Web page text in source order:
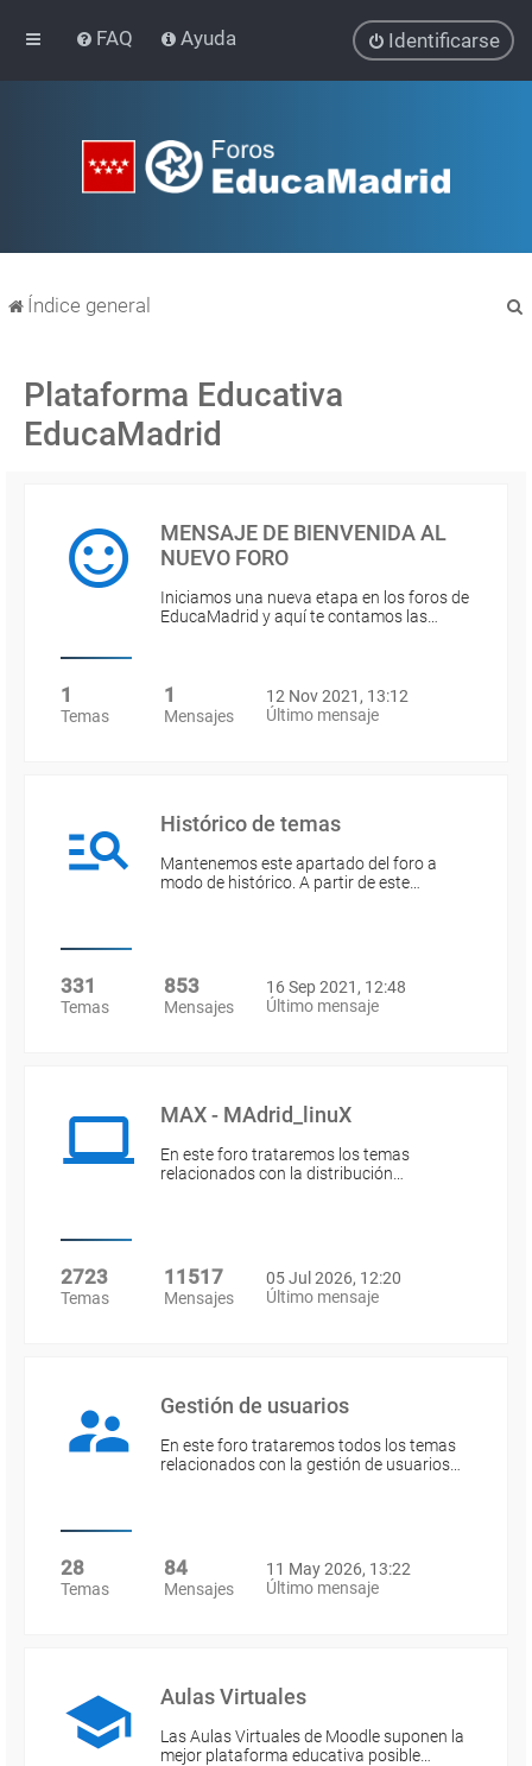
FAQ Ayuda Identificarse
Índice general
Plataforma Educativa
EducaMadrid
MENSAJE DE BIENVENIDA AL
NUEVO FORO
Iniciamos una nueva etapa en los foros de
EducaMadrid y aquí te contamos las…
1
Temas
1
Mensajes
12 Nov 2021, 13:12
Último mensaje
Histórico de temas
Mantenemos este apartado del foro a
modo de histórico. A partir de este…
331
Temas
853
Mensajes
16 Sep 2021, 12:48
Último mensaje
MAX - MAdrid_linuX
En este foro trataremos los temas
relacionados con la distribución…
2723
Temas
11517
Mensajes
05 Jul 2026, 12:20
Último mensaje
Gestión de usuarios
En este foro trataremos todos los temas
relacionados con la gestión de usuarios…
28
Temas
84
Mensajes
11 May 2026, 13:22
Último mensaje
Aulas Virtuales
Las Aulas Virtuales de Moodle suponen la
mejor plataforma educativa posible…